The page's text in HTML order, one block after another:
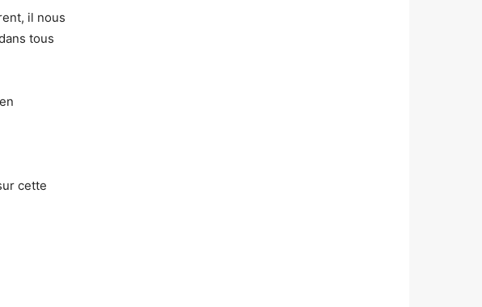
il nous
tous
cette